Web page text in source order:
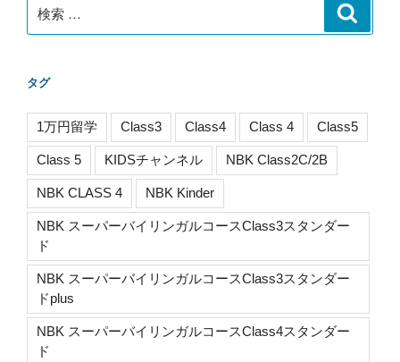
索:
タグ
1万円留学 Class3 Class4 Class 4 Class5
Class 5 KIDSチャンネル NBK Class2C/2B
NBK CLASS 4 NBK Kinder
NBK スーパーバイリンガルコースClass3スタンダー
ド
NBK スーパーバイリンガルコースClass3スタンダー
ドplus
NBK スーパーバイリンガルコースClass4スタンダー
ド